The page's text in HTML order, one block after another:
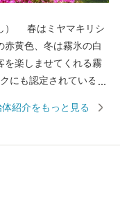
） 春はミヤマキリシ
赤黄色、冬は霧氷の白
を楽しませてくれる霧
にも認定されている大
黒牛・黒さつま鶏・
、昔ながらの湯治温
の温泉を楽しむこと
体紹介をもっと見る